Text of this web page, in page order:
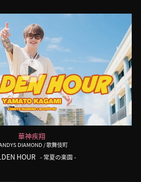
華神疾翔
DIAMOND / 歌舞伎町
HOUR - 常夏の楽園 -